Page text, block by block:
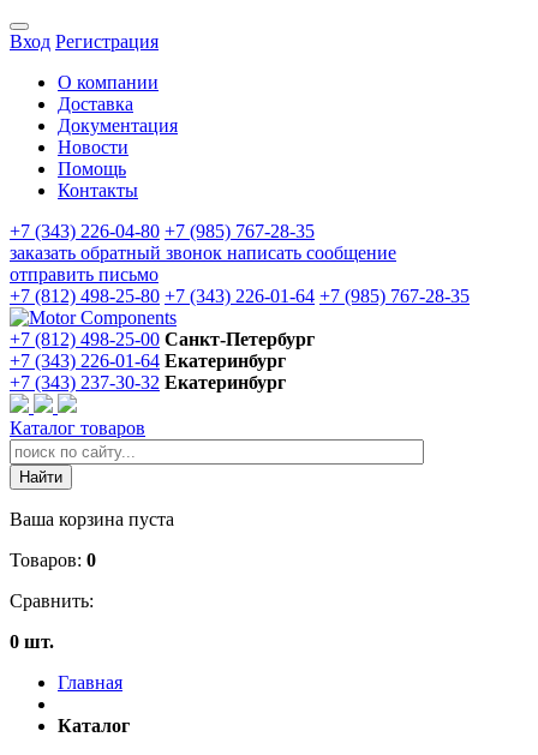
Вход Регистрация
О компании
Доставка
Документация
Новости
Помощь
Контакты
+7 (343) 226-04-80 +7 (985) 767-28-35
заказать обратный звонок написать сообщение
отправить письмо
+7 (812) 498-25-80 +7 (343) 226-01-64 +7 (985) 767-28-35
+7 (812) 498-25-00 Санкт-Петербург
+7 (343) 226-01-64 Екатеринбург
+7 (343) 237-30-32 Екатеринбург
Каталог товаров
Ваша корзина пуста
Товаров: 0
Сравнить:
0 шт.
Главная
Каталог